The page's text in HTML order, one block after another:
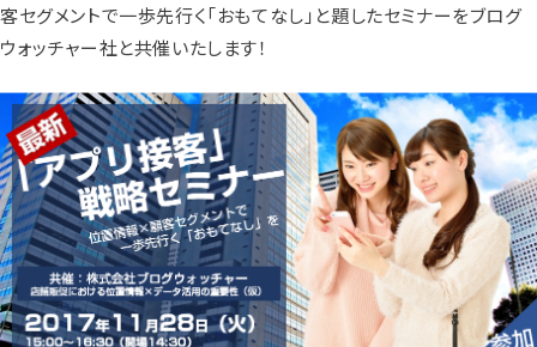
客セグメントで一歩先行く「おもてなし」と題したセミナーをブログ
ウォッチャー社と共催いたします！